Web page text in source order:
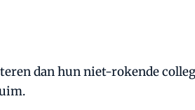
dan hun niet-rokende